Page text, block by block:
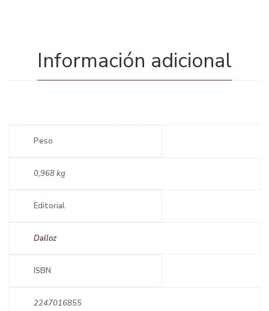
Información adicional
Peso
0,968 kg
Editorial
Dalloz
ISBN
2247016855